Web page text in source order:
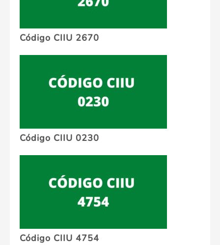
Código CIIU 2670
Código CIIU 0230
Código CIIU 4754